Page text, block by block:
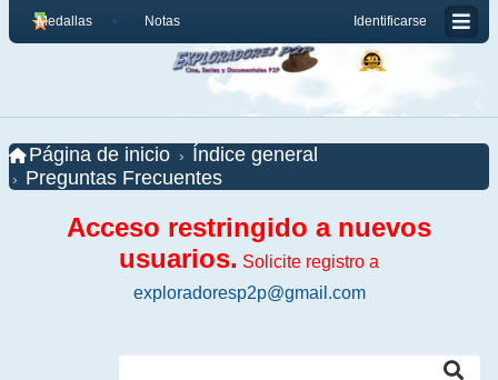
Identificarse
Medallas Notas
Página de inicio
Índice general
Preguntas Frecuentes
Acceso restringido a nuevos
usuarios. Solicite registro a
exploradoresp2p@gmail.com